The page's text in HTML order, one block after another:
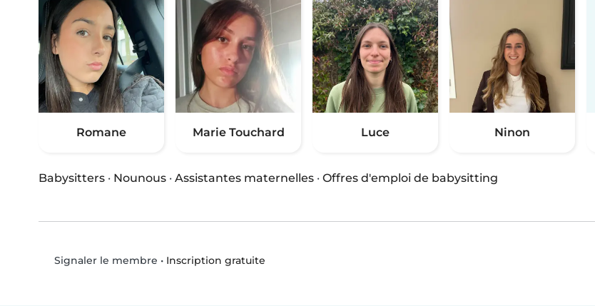
Romane Marie Touchard Luce Ninon
Babysitters · Nounous · Assistantes maternelles · Offres d'emploi de babysitting
Signaler le membre • Inscription gratuite